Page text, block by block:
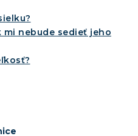
mi nebude sedieť jeho